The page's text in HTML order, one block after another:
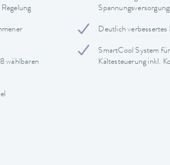
wählbaren
Spannungsversorgung
Deutlich
SmartCool System
Kältesteuerung inkl.